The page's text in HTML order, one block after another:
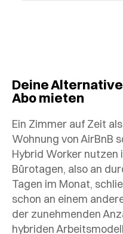
Deine Alternative
Abo mieten
Ein Zimmer auf Zeit
Wohnung von AirBnB
Hybrid Worker nutzen
Bürotagen, also an
Tagen im Monat,
schon an einem
der zunehmenden
hybriden